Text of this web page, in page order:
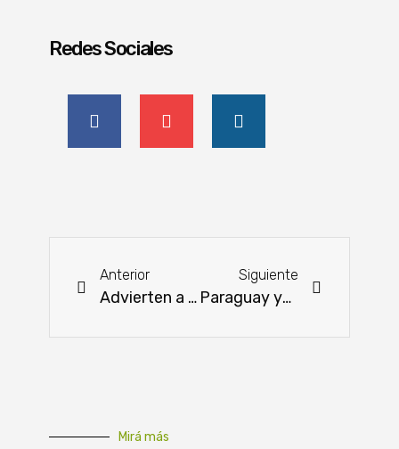
Redes Sociales
Anterior
Advierten a la UE: “Las relaciones comerciales se basan en la confianza, no en la aplicación de medidas coercitivas”.
Siguiente
Paraguay ya exportó hasta julio 6.3 millones de toneladas de soja en grano
Mirá más